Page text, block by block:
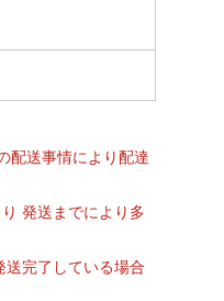
配送事情により配達
発送までにより多
完了している場合